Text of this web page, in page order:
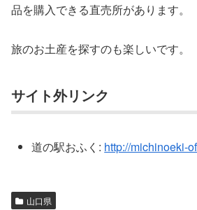
品を購入できる直売所があります。
旅のお土産を探すのも楽しいです。
サイト外リンク
道の駅おふく: http://michinoeki-
山口県